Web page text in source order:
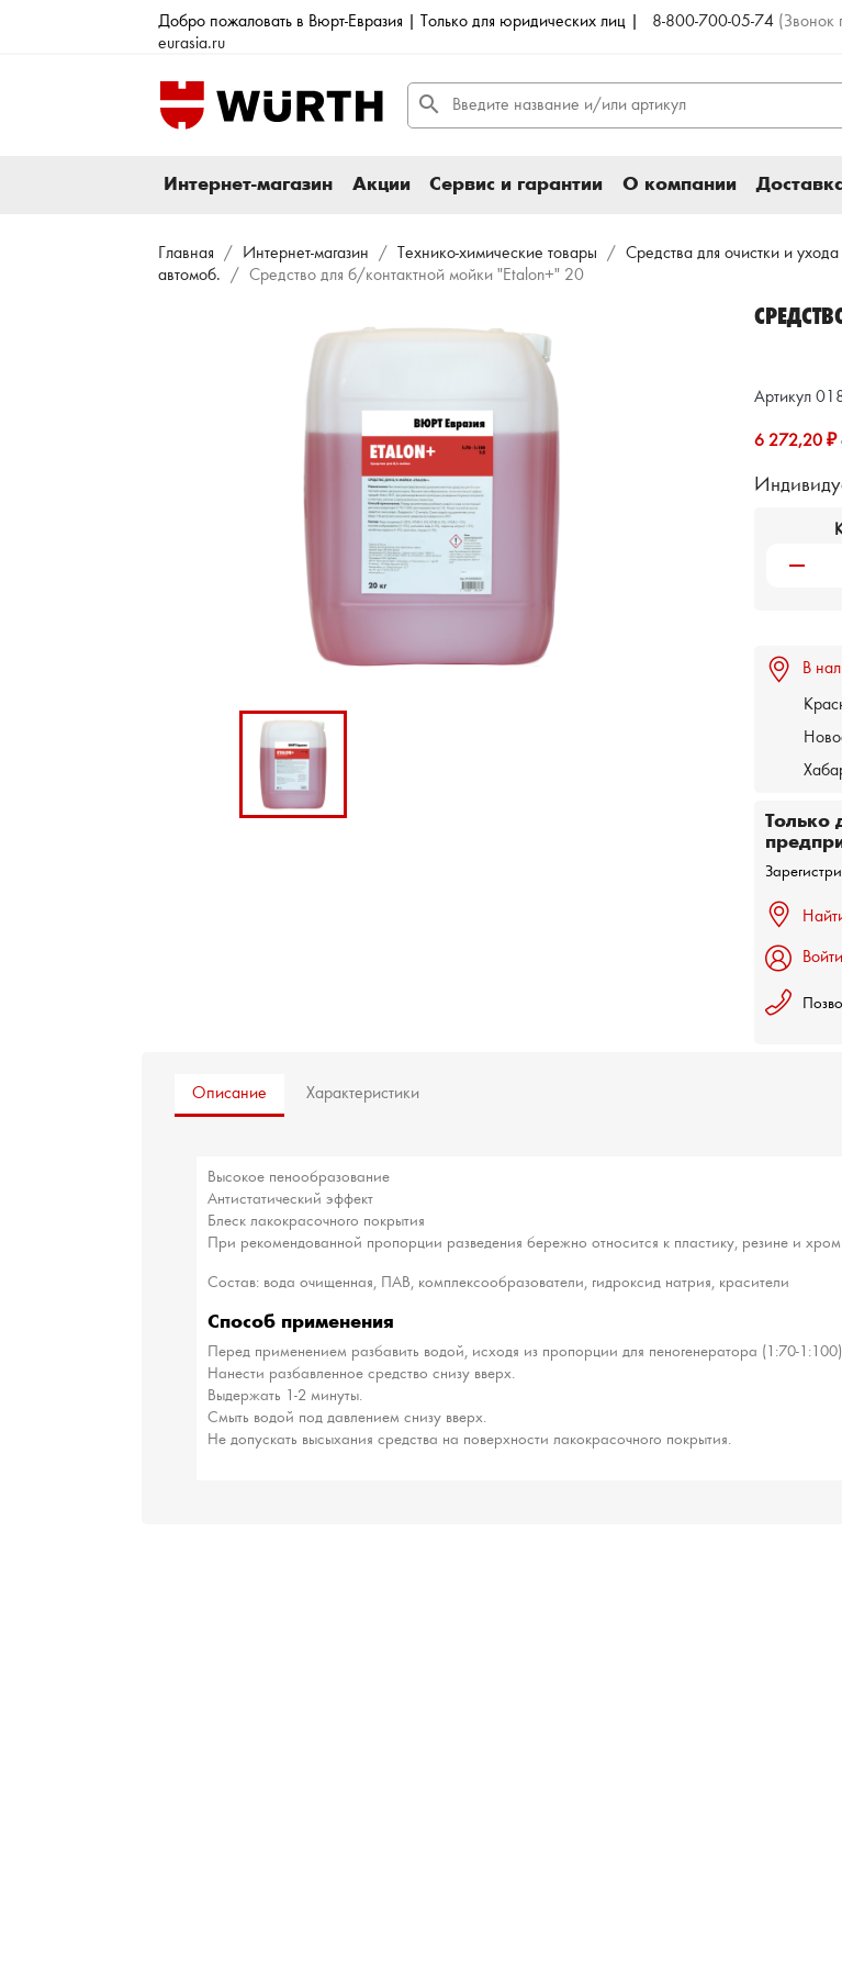
Добро пожаловать в Вюрт-Евразия | Только для юридических лиц | 8-800-700-05-74 (Звонок
eurasia.ru
search
Интернет-магазин Акции Сервис и гарантии О компании
Главная Интернет-магазин Технико-химические товары Средства для очистки и ухода
автомоб.
Средство для б/контактной мойки "Etalon+" 20
Артикул
6 272,20 ₽
remove
В
Только
Описание Характеристики
Высокое пенообразование
Антистатический эффект
Блеск лакокрасочного покрытия
При рекомендованной пропорции разведения бережно относится к пластику, резине и
Состав: вода очищенная, ПАВ, комплексообразователи, гидроксид натрия, красители
Способ применения
Перед применением разбавить водой, исходя из пропорции для пеногенератора (1:70-
Нанести разбавленное средство снизу вверх.
Выдержать 1-2 минуты.
Смыть водой под давлением снизу вверх.
Не допускать высыхания средства на поверхности лакокрасочного покрытия.